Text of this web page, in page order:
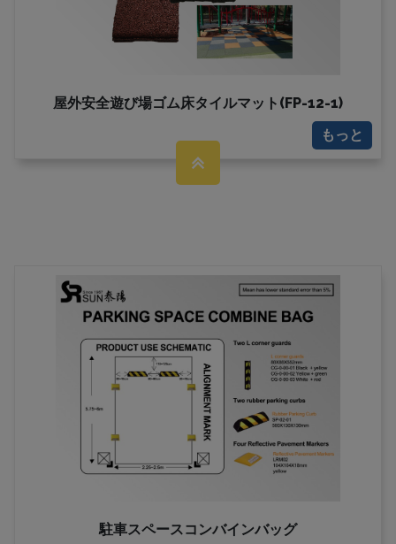
屋外安全遊び場ゴム床タイルマット(FP-12-1)
もっと
駐車スペースコンバインバッグ